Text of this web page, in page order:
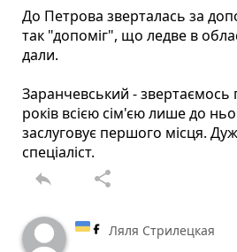
До Петрова зверталась за
так "допоміг", що ледве в
дали.
Заранчевський - звертаємось
років всією сім'єю лише до
заслуговує першого місця.
спеціаліст.
reply share
Ляля Стрилецкая